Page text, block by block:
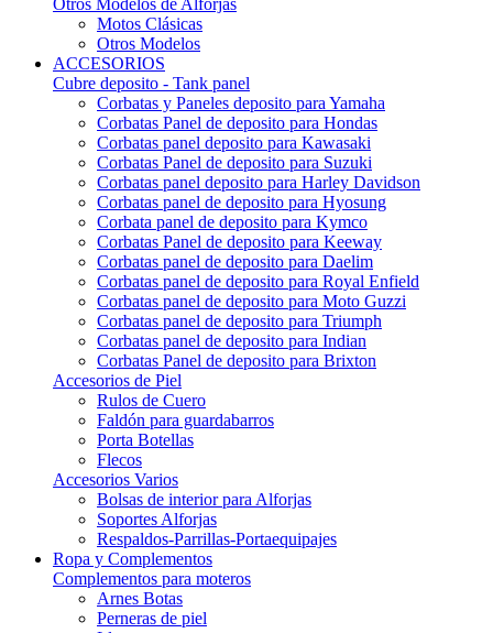
Otros Modelos de Alforjas
Motos Clásicas
Otros Modelos
ACCESORIOS
Cubre deposito - Tank panel
Corbatas y Paneles deposito para Yamaha
Corbatas Panel de deposito para Hondas
Corbatas panel deposito para Kawasaki
Corbatas Panel de deposito para Suzuki
Corbatas panel deposito para Harley Davidson
Corbatas panel de deposito para Hyosung
Corbata panel de deposito para Kymco
Corbatas Panel de deposito para Keeway
Corbatas panel de deposito para Daelim
Corbatas panel de deposito para Royal Enfield
Corbatas panel de deposito para Moto Guzzi
Corbatas panel de deposito para Triumph
Corbatas panel de deposito para Indian
Corbatas Panel de deposito para Brixton
Accesorios de Piel
Rulos de Cuero
Faldón para guardabarros
Porta Botellas
Flecos
Accesorios Varios
Bolsas de interior para Alforjas
Soportes Alforjas
Respaldos-Parrillas-Portaequipajes
Ropa y Complementos
Complementos para moteros
Arnes Botas
Perneras de piel